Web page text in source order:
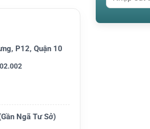
454
logistics, bảo vệ,
P12, Quận 10
Ngã Tư Sở)